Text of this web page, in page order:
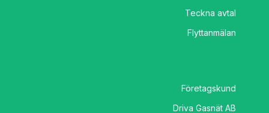
Teckna avtal
Flyttanmälan
Företagskund
Driva Gasnät AB